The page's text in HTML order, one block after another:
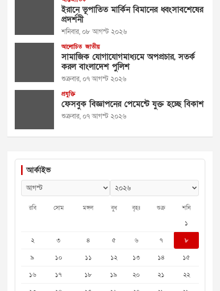
ইরানে ভূপাতিত মার্কিন বিমানের ধ্বংসাবশেষের
প্রদর্শনী
শনিবার, ০৮ আগস্ট ২০২৬
আলোচিত জাতীয়
সামাজিক যোগাযোগমাধ্যমে অপপ্রচার, সতর্ক
করল বাংলাদেশ পুলিশ
শুক্রবার, ০৭ আগস্ট ২০২৬
প্রযুক্তি
ফেসবুক বিজ্ঞাপনের পেমেন্টে যুক্ত হচ্ছে বিকাশ
শুক্রবার, ০৭ আগস্ট ২০২৬
আর্কাইভ
রবি সোম মঙ্গল বুধ বৃহঃ শুক্র শনি
১
২
৩ ৪ ৫ ৬ ৭
৮
৯
১০ ১১ ১২ ১৩ ১৪
১৫
১৬
১৭ ১৮ ১৯ ২০ ২১
২২